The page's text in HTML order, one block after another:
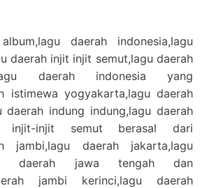
daerah indonesia,lagu
daerah injit injit semut,lagu daerah
daerah indonesia yang
istimewa yogyakarta,lagu daerah
daerah indung indung,lagu daerah
injit-injit semut berasal dari
jambi,lagu daerah jakarta,lagu
daerah jawa tengah dan
jambi kerinci,lagu daerah